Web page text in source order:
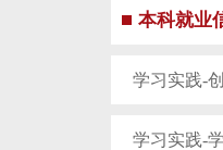
本科就业
学习实践-
学习实践-